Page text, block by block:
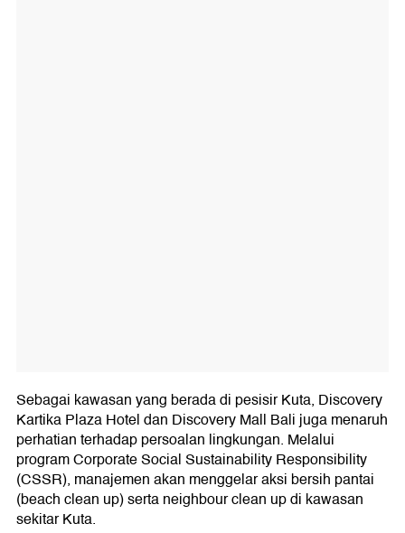
Sebagai kawasan yang berada di pesisir Kuta, Discovery
Kartika Plaza Hotel dan Discovery Mall Bali juga menaruh
perhatian terhadap persoalan lingkungan. Melalui
program Corporate Social Sustainability Responsibility
(CSSR), manajemen akan menggelar aksi bersih pantai
(beach clean up) serta neighbour clean up di kawasan
sekitar Kuta.